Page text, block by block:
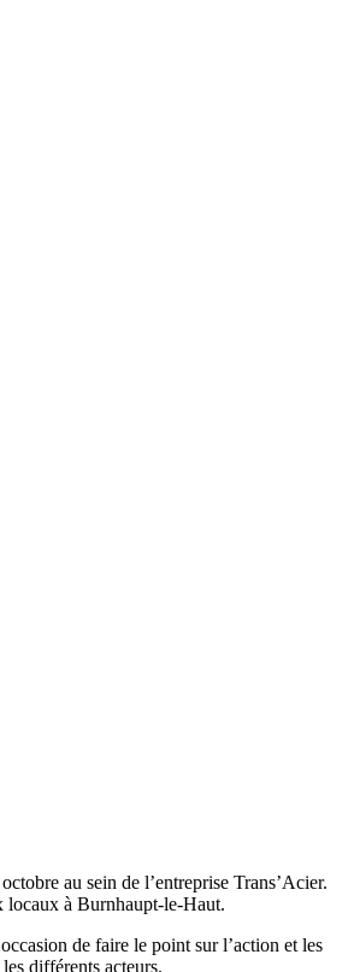
au sein de l’entreprise Trans’Acier.
locaux à Burnhaupt-le-Haut.
de faire le point sur l’action et les
différents acteurs.